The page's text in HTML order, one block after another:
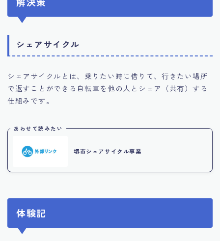
シェアサイクル
シェアサイクルとは、乗りたい時に借りて、行きたい場所
で返すことができる自転車を他の人とシェア（共有）する
仕組みです。
あわせて読みたい
堺市シェアサイクル事業
体験記